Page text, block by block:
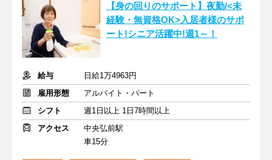
【身の回りのサポート】夜勤/<未
経験・無資格OK>入居者様のサポ
ート!シニア活躍中!週1～！
給与
日給1万4963円
雇用形態
アルバイト・パート
シフト
週1日以上 1日7時間以上
アクセス
中央弘前駅
車15分